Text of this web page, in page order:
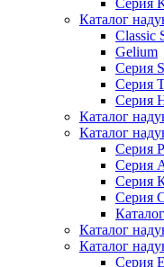
Серия
Каталог
Classic
Gelium
Серия
Серия
Серия
Каталог
Каталог
Серия
Серия
Серия
Серия
Каталог
Каталог
Серия